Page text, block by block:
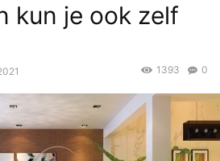
kun je ook zelf
0
1393